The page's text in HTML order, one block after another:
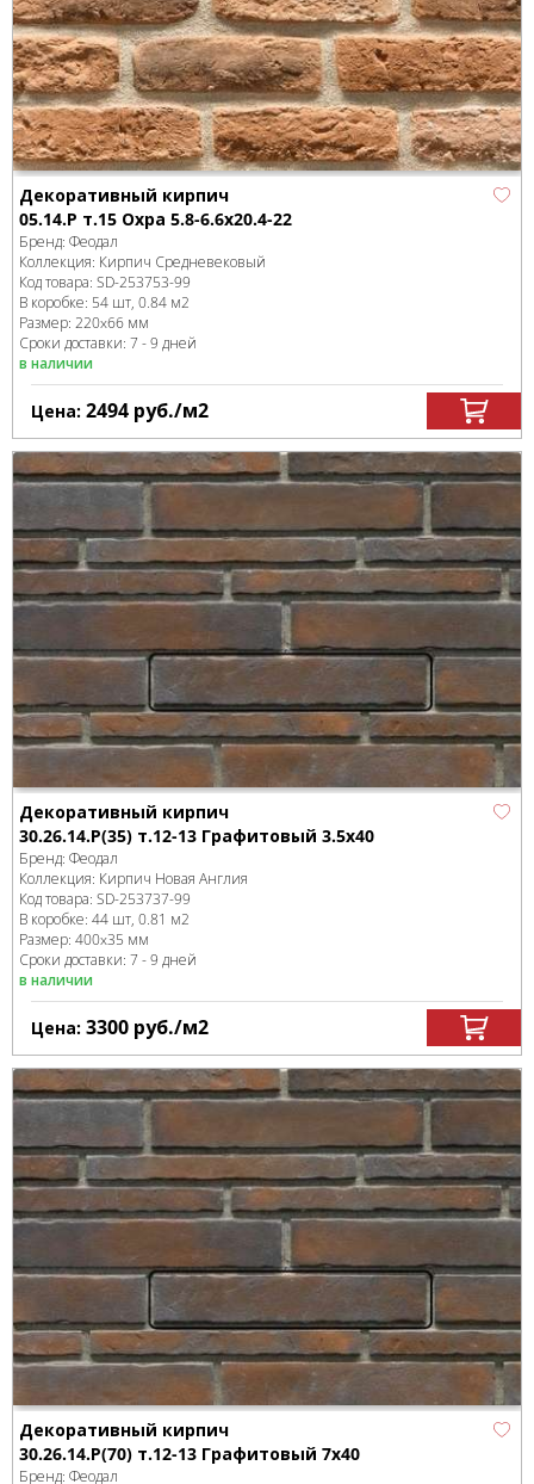
Декоративный кирпич
05.14.Р т.15 Охра 5.8-6.6x20.4-22
Бренд: Феодал
Коллекция: Кирпич Средневековый
Код товара: SD-253753-99
В коробке: 54 шт, 0.84 м2
Размер: 220x66 мм
Сроки доставки: 7 - 9 дней
в наличии
Цена: 2494 руб./м2
Декоративный кирпич
30.26.14.Р(35) т.12-13 Графитовый 3.5x40
Бренд: Феодал
Коллекция: Кирпич Новая Англия
Код товара: SD-253737-99
В коробке: 44 шт, 0.81 м2
Размер: 400x35 мм
Сроки доставки: 7 - 9 дней
в наличии
Цена: 3300 руб./м2
Декоративный кирпич
30.26.14.Р(70) т.12-13 Графитовый 7x40
Бренд: Феодал